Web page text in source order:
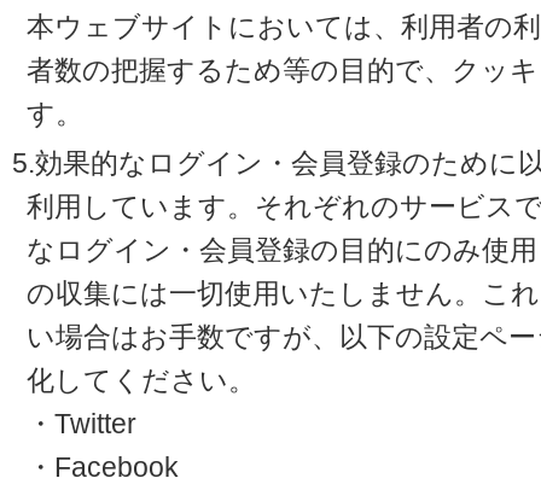
本ウェブサイトにおいては、利用者の
者数の把握するため等の目的で、クッ
す。
5.効果的なログイン・会員登録のために
利用しています。それぞれのサービス
なログイン・会員登録の目的にのみ使
の収集には一切使用いたしません。こ
い場合はお手数ですが、以下の設定ペ
化してください。
・Twitter
・Facebook